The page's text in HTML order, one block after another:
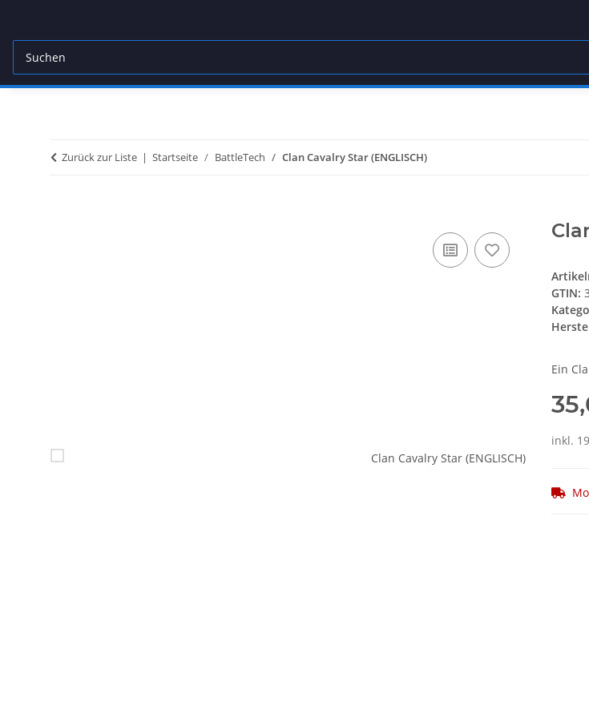
Zurück zur Liste Startseite BattleTech Clan Cavalry Star (ENGLISCH)
GTIN:
Ein
inkl.